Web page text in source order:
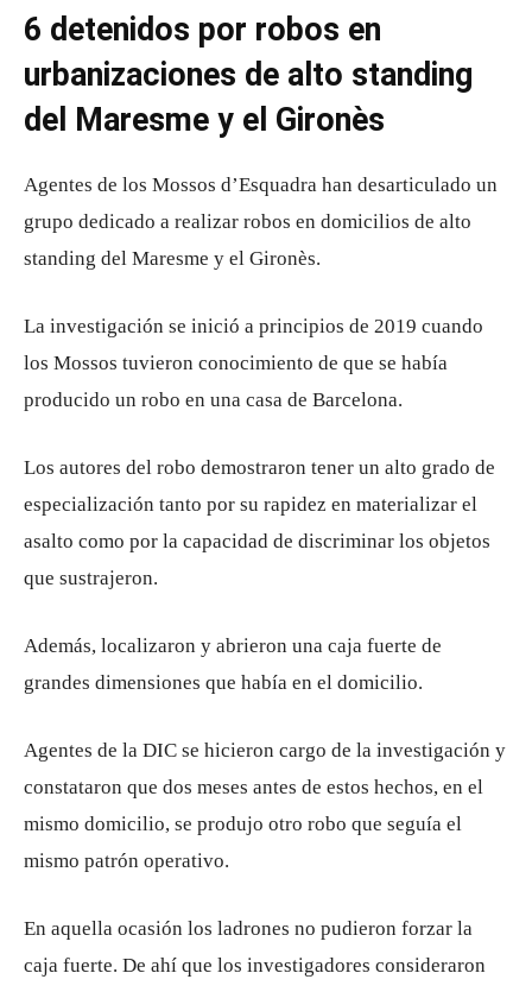
6 detenidos por robos en
urbanizaciones de alto standing
del Maresme y el Gironès
Agentes de los Mossos d’Esquadra han desarticulado un
grupo dedicado a realizar robos en domicilios de alto
standing del Maresme y el Gironès.
La investigación se inició a principios de 2019 cuando
los Mossos tuvieron conocimiento de que se había
producido un robo en una casa de Barcelona.
Los autores del robo demostraron tener un alto grado de
especialización tanto por su rapidez en materializar el
asalto como por la capacidad de discriminar los objetos
que sustrajeron.
Además, localizaron y abrieron una caja fuerte de
grandes dimensiones que había en el domicilio.
Agentes de la DIC se hicieron cargo de la investigación y
constataron que dos meses antes de estos hechos, en el
mismo domicilio, se produjo otro robo que seguía el
mismo patrón operativo.
En aquella ocasión los ladrones no pudieron forzar la
caja fuerte. De ahí que los investigadores consideraron